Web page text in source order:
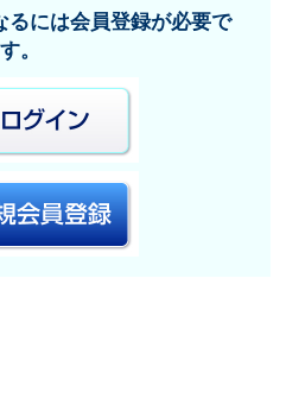
るには会員登録が必要で
す。